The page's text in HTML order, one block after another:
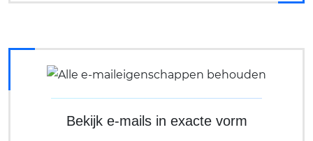
Bekijk e-mails in exacte vorm